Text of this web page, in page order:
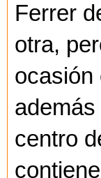
Ferrer
otra,
ocasión
además
centro